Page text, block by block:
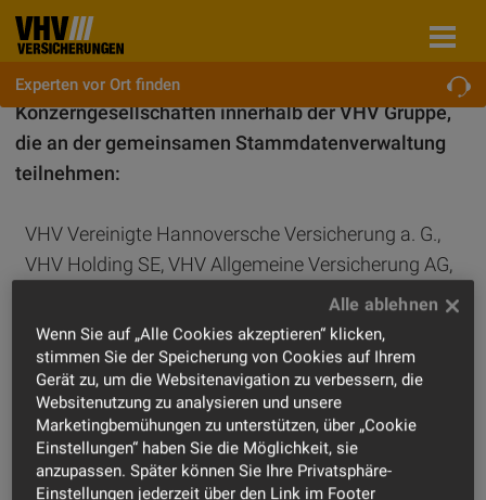
Experten vor Ort finden
Konzerngesellschaften innerhalb der VHV Gruppe,
die an der gemeinsamen Stammdatenverwaltung
teilnehmen:
VHV Vereinigte Hannoversche Versicherung a. G.,
VHV Holding SE, VHV Allgemeine Versicherung AG,
Hannoversche Lebensversicherung AG, VHV
solutions GmbH, VHV Dienstleistungen GmbH,
Hannoversche Direktvertriebs-GmbH,
Hannoversche-Consult GmbH, Pensionskasse der
VHV-Versicherungen, VVH Versicherungsvermittlung
Hannover GmbH, WAVE Management AG, VHV
digital development GmbH.
Wenn Sie auf „Alle Cookies akzeptieren“ klicken,
stimmen Sie der Speicherung von Cookies auf Ihrem
Gerät zu, um die Websitenavigation zu verbessern, die
Websitenutzung zu analysieren und unsere
Marketingbemühungen zu unterstützen, über „Cookie
Einstellungen“ haben Sie die Möglichkeit, sie
anzupassen. Später können Sie Ihre Privatsphäre-
Einstellungen jederzeit über den Link im Footer